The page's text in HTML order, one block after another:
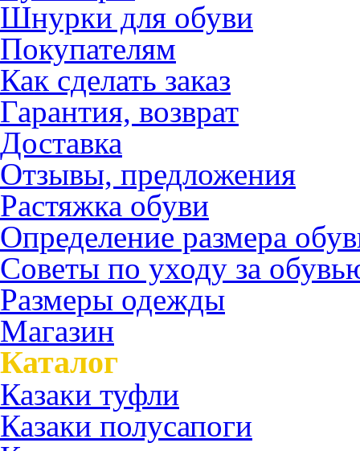
Шнурки для обуви
Покупателям
Как сделать заказ
Гарантия, возврат
Доставка
Отзывы, предложения
Растяжка обуви
Определение размера
Советы по уходу за
Размеры одежды
Магазин
Каталог
Казаки туфли
Казаки полусапоги